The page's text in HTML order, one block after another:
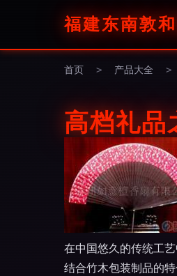
福建东南敦
首页 > 产品大全 >
高档礼
在中国悠久的传统工
结合竹木包装制品的